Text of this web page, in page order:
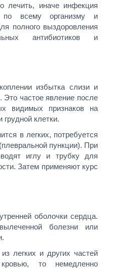
лечить, иначе инфекция
по всему организму и
полного выздоровления
антибиотиков и
избытка слизи и
Это частое явление после
видимых признаков на
грудной клетки.
в легких, потребуется
пункции). При
иглу и трубку для
Затем применяют курс
оболочки сердца.
болезни или
легких и других частей
то немедленно